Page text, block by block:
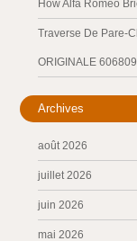
How Alfa Romeo
Traverse De Pare-
ORIGINALE
Archives
août 2026
juillet 2026
juin 2026
mai 2026